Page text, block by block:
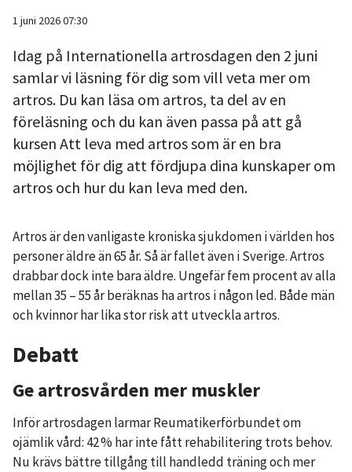
1 juni 2026 07:30
Idag på Internationella artrosdagen den 2 juni
samlar vi läsning för dig som vill veta mer om
artros. Du kan läsa om artros, ta del av en
föreläsning och du kan även passa på att gå
kursen Att leva med artros som är en bra
möjlighet för dig att fördjupa dina kunskaper om
artros och hur du kan leva med den.
Artros är den vanligaste kroniska sjukdomen i världen hos
personer äldre än 65 år. Så är fallet även i Sverige. Artros
drabbar dock inte bara äldre. Ungefär fem procent av alla
mellan 35 – 55 år beräknas ha artros i någon led. Både män
och kvinnor har lika stor risk att utveckla artros.
Debatt
Ge artrosvården mer muskler
Inför artrosdagen larmar Reumatikerförbundet om
ojämlik vård: 42 % har inte fått rehabilitering trots behov.
Nu krävs bättre tillgång till handledd träning och mer